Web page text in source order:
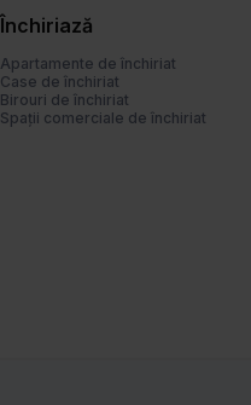
Închiriază
Apartamente de închiriat
Case de închiriat
Birouri de închiriat
Spații comerciale de închiriat